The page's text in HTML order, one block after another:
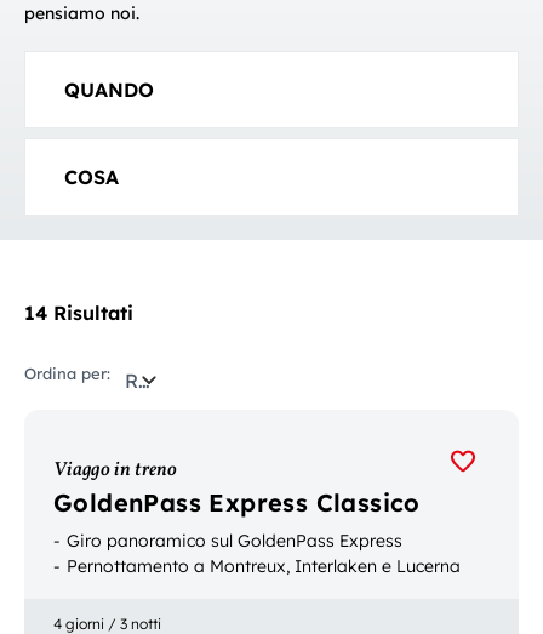
pensiamo noi.
QUANDO
COSA
14 Risultati
Ordina per: Rilevanza
Viaggo in treno
GoldenPass Express Classico
Giro panoramico sul GoldenPass Express
Pernottamento a Montreux, Interlaken e Lucerna
4 giorni / 3 notti